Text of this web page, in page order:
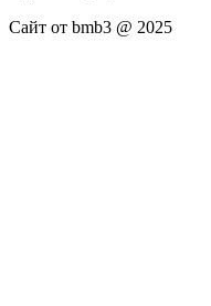
Сайт от bmb3 @ 2025